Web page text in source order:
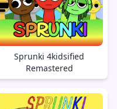
Sprunki 4kidsified
Remastered